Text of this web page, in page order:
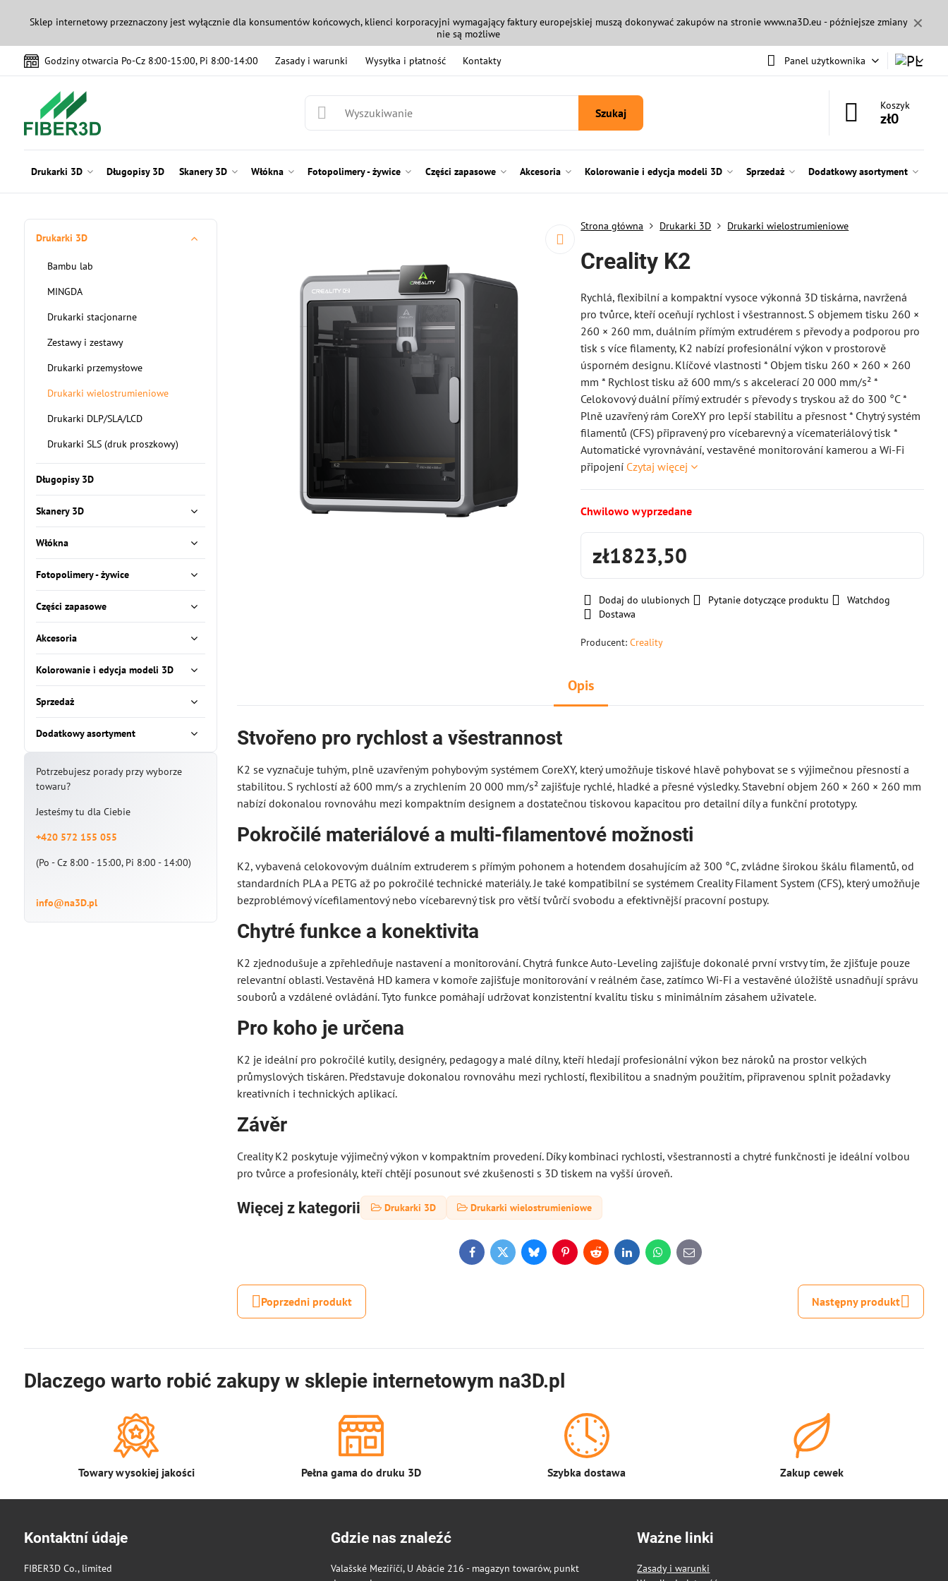
✕
Sklep internetowy przeznaczony jest wyłącznie dla konsumentów końcowych, klienci korporacyjni wymagający faktury europejskiej muszą dokonywać zakupów na stronie www.na3D.eu - późniejsze zmiany
nie są możliwe
Godziny otwarcia Po-Cz 8:00-15:00, Pi 8:00-14:00 Zasady i warunki Wysyłka i płatność Kontakty Panel użytkownika
Szukaj
Koszyk
zł0
Drukarki 3D Długopisy 3D Skanery 3D Włókna Fotopolimery - żywice Części zapasowe Akcesoria Kolorowanie i edycja modeli 3D Sprzedaż Dodatkowy asortyment
Strona główna Drukarki 3D Drukarki wielostrumieniowe
Creality K2
Rychlá, flexibilní a kompaktní vysoce výkonná 3D tiskárna, navržená
pro tvůrce, kteří oceňují rychlost i všestrannost. S objemem tisku 260 ×
260 × 260 mm, duálním přímým extrudérem s převody a podporou pro
tisk s více filamenty, K2 nabízí profesionální výkon v prostorově
úsporném designu. Klíčové vlastnosti * Objem tisku 260 × 260 × 260
mm * Rychlost tisku až 600 mm/s s akcelerací 20 000 mm/s² *
Celokovový duální přímý extrudér s převody s tryskou až do 300 °C *
Plně uzavřený rám CoreXY pro lepší stabilitu a přesnost * Chytrý systém
filamentů (CFS) připravený pro vícebarevný a vícemateriálový tisk *
Automatické vyrovnávání, vestavěné monitorování kamerou a Wi-Fi
připojení Czytaj więcej
Chwilowo wyprzedane
zł1823,50
Dodaj do ulubionych Pytanie dotyczące produktu
Watchdog
Dostawa
Producent:Creality
Opis
Stvořeno pro rychlost a všestrannost
K2 se vyznačuje tuhým, plně uzavřeným pohybovým systémem CoreXY, který umožňuje tiskové hlavě pohybovat se s výjimečnou přesností a
stabilitou. S rychlostí až 600 mm/s a zrychlením 20 000 mm/s² zajišťuje rychlé, hladké a přesné výsledky. Stavební objem 260 × 260 × 260 mm
nabízí dokonalou rovnováhu mezi kompaktním designem a dostatečnou tiskovou kapacitou pro detailní díly a funkční prototypy.
Pokročilé materiálové a multi-filamentové možnosti
K2, vybavená celokovovým duálním extruderem s přímým pohonem a hotendem dosahujícím až 300 °C, zvládne širokou škálu filamentů, od
standardních PLA a PETG až po pokročilé technické materiály. Je také kompatibilní se systémem Creality Filament System (CFS), který umožňuje
bezproblémový vícefilamentový nebo vícebarevný tisk pro větší tvůrčí svobodu a efektivnější pracovní postupy.
Chytré funkce a konektivita
K2 zjednodušuje a zpřehledňuje nastavení a monitorování. Chytrá funkce Auto-Leveling zajišťuje dokonalé první vrstvy tím, že zjišťuje pouze
relevantní oblasti. Vestavěná HD kamera v komoře zajišťuje monitorování v reálném čase, zatímco Wi-Fi a vestavěné úložiště usnadňují správu
souborů a vzdálené ovládání. Tyto funkce pomáhají udržovat konzistentní kvalitu tisku s minimálním zásahem uživatele.
Pro koho je určena
K2 je ideální pro pokročilé kutily, designéry, pedagogy a malé dílny, kteří hledají profesionální výkon bez nároků na prostor velkých
průmyslových tiskáren. Představuje dokonalou rovnováhu mezi rychlostí, flexibilitou a snadným použitím, připravenou splnit požadavky
kreativních i technických aplikací.
Závěr
Creality K2 poskytuje výjimečný výkon v kompaktním provedení. Díky kombinaci rychlosti, všestrannosti a chytré funkčnosti je ideální volbou
pro tvůrce a profesionály, kteří chtějí posunout své zkušenosti s 3D tiskem na vyšší úroveň.
Więcej z kategorii Drukarki 3D Drukarki wielostrumieniowe
FacebookTwitterBlueskyPinterestRedditLinkedInWhatsApp
E-
mail
Poprzedni produkt Następny produkt
Drukarki 3D
Bambu lab
MINGDA
Drukarki stacjonarne
Zestawy i zestawy
Drukarki przemysłowe
Drukarki wielostrumieniowe
Drukarki DLP/SLA/LCD
Drukarki SLS (druk proszkowy)
Długopisy 3D
Skanery 3D
Włókna
Fotopolimery - żywice
Części zapasowe
Akcesoria
Kolorowanie i edycja modeli 3D
Sprzedaż
Dodatkowy asortyment
Potrzebujesz porady przy wyborze
towaru?
Jesteśmy tu dla Ciebie
+420 572 155 055
(Po - Cz 8:00 - 15:00, Pi 8:00 - 14:00)
info@na3D.pl
Dlaczego warto robić zakupy w sklepie internetowym na3D.pl
Towary wysokiej jakości Pełna gama do druku 3D Szybka dostawa Zakup cewek
Kontaktní údaje
FIBER3D Co., limited
Gdzie nas znaleźć
Valašské Meziříčí, U Abácie 216 - magazyn towarów, punkt
Ważne linki
Zasady i warunki